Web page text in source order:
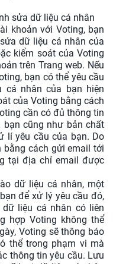
sửa dữ liệu cá nhân
khoản với Voting, bạn
dữ liệu cá nhân của
kiểm soát của Voting
trên Trang web. Nếu
bạn có thể yêu cầu
nhân của bạn hiện
của Voting bằng cách
cần có đủ thông tin
cũng như bản chất
lí yêu cầu của bạn. Do
bằng cách gửi email tới
tại địa chỉ email được
dữ liệu cá nhân, một
để xử lý yêu cầu đó,
liệu cá nhân có liên
hợp Voting không thể
Voting sẽ thông báo
thể trong phạm vi mà
thông tin yêu cầu. Lưu